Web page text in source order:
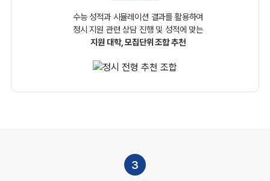
수능 성적과 시뮬레이션 결과를 활용하여
정시 지원 관련상담 진행 및 성적에 맞는
지원 대학, 모집단위 조합 추천
3